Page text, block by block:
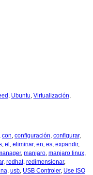
, Ubuntu, Virtualización,
, con, configuración, configurar,
, el , eliminar, en, es, expandir,
, manjaro, manjaro linux,
, redhat, redimensionar,
, usb, USB Controler, Use ISO